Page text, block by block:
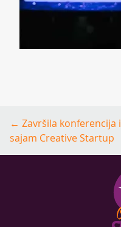
Post
navigation
← Završila konferencija i
sajam Creative Startup